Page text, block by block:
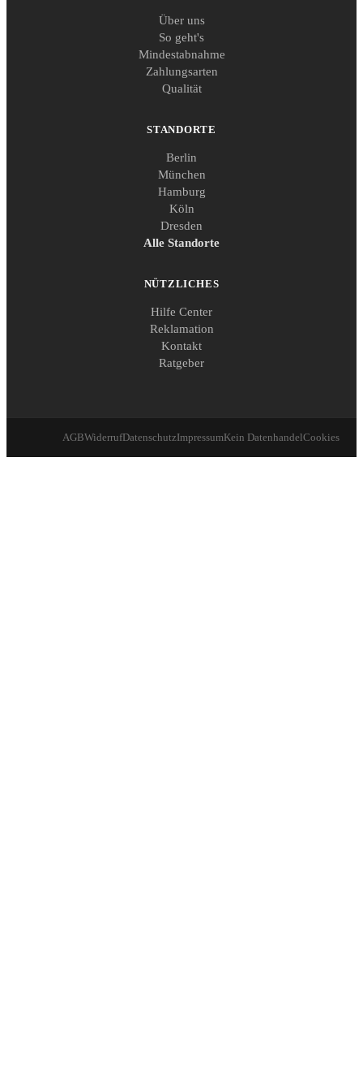
Über uns
So geht's
Mindestabnahme
Zahlungsarten
Qualität
STANDORTE
Berlin
München
Hamburg
Köln
Dresden
Alle Standorte
NÜTZLICHES
Hilfe Center
Reklamation
Kontakt
Ratgeber
AGBWiderrufDatenschutzImpressumKein DatenhandelCookies